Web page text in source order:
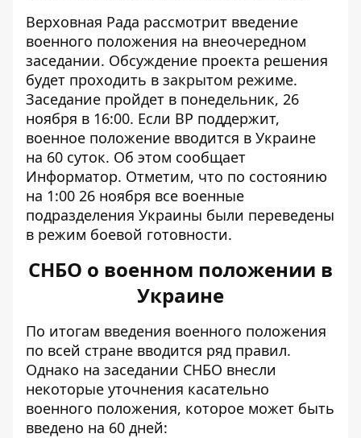
Верховная Рада рассмотрит введение
военного положения на внеочередном
заседании. Обсуждение проекта решения
будет проходить в закрытом режиме.
Заседание пройдет в понедельник, 26
ноября в 16:00. Если ВР поддержит,
военное положение вводится в Украине
на 60 суток. Об этом сообщает
Информатор. Отметим, что по состоянию
на 1:00 26 ноября все военные
подразделения Украины были переведены
в режим боевой готовности.
СНБО о военном положении в
Украине
По итогам введения военного положения
по всей стране вводится ряд правил.
Однако на заседании СНБО внесли
некоторые уточнения касательно
военного положения, которое может быть
введено на 60 дней: